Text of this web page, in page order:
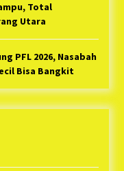
Total
Utara
PFL 2026, Nasabah
Bisa Bangkit